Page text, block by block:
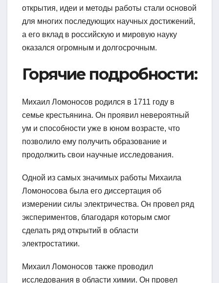
открытия, идеи и методы работы стали основой
для многих последующих научных достижений,
а его вклад в российскую и мировую науку
оказался огромным и долгосрочным.
Горячие подробности:
Михаил Ломоносов родился в 1711 году в
семье крестьянина. Он проявил невероятный
ум и способности уже в юном возрасте, что
позволило ему получить образование и
продолжить свои научные исследования.
Одной из самых значимых работы Михаила
Ломоносова была его диссертация об
измерении силы электричества. Он провел ряд
экспериментов, благодаря которым смог
сделать ряд открытий в области
электростатики.
Михаил Ломоносов также проводил
исследования в области химии. Он провел